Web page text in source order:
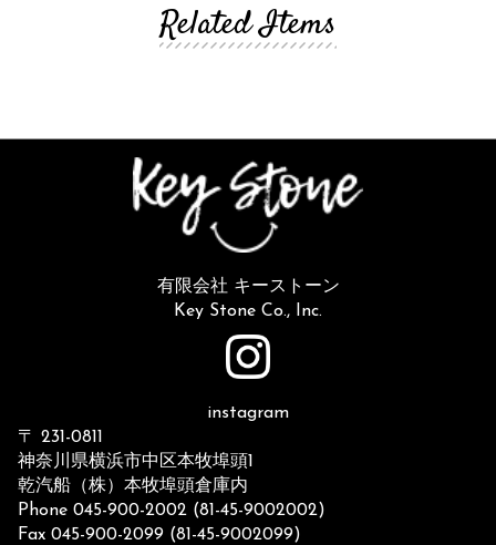
Related Items
有限会社 キーストーン
Key Stone Co., Inc.
instagram
〒 231-0811
神奈川県横浜市中区本牧埠頭1
乾汽船（株）本牧埠頭倉庫内
Phone 045-900-2002 (81-45-9002002)
Fax 045-900-2099 (81-45-9002099)